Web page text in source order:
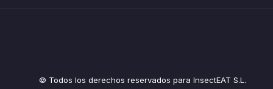
© Todos los derechos reservados para InsectEAT S.L.